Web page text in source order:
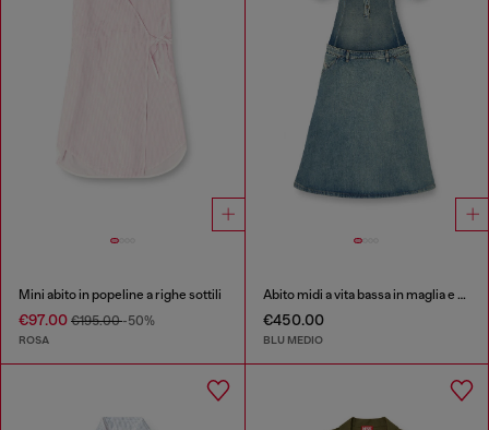
Mini abito in popeline a righe sottili
€97.00 €195.00-50%
ROSA
Abito midi a vita bassa in maglia e denim
€450.00
BLU MEDIO